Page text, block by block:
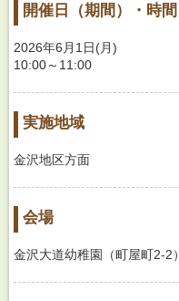
開催日（期間）・時間
2026年6月1日(月)
10:00～11:00
実施地域
金沢地区方面
会場
金沢大道幼稚園（町屋町2-2）